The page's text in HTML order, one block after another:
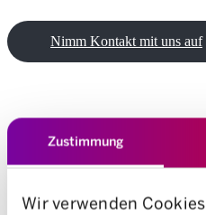
Zustimmung
Wir verwenden Cookies
Nimm Kontakt mit uns auf